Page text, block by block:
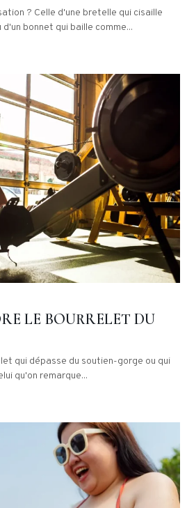
? Celle d'une bretelle qui cisaille
bonnet qui baille comme...
LE BOURRELET DU
qui dépasse du soutien-gorge ou qui
qu'on remarque...